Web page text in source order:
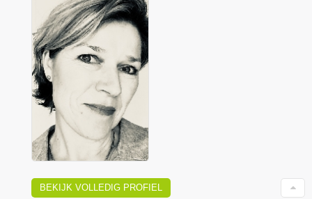
BEKIJK VOLLEDIG PROFIEL